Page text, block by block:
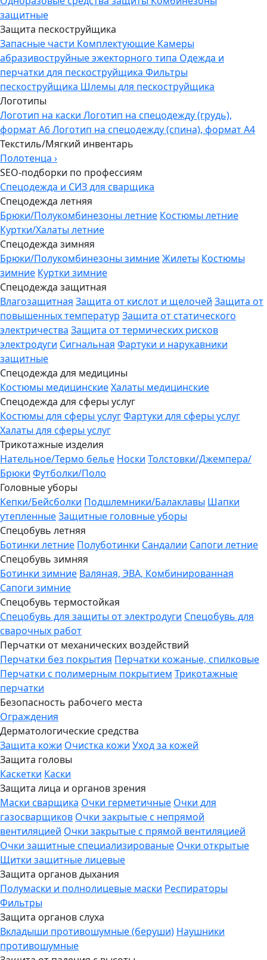
защитные
Защита пескоструйщика
Запасные части Комплектующие Камеры
абразивоструйные эжекторного типа Одежда и
перчатки для пескоструйщика Фильтры
пескоструйщика Шлемы для пескоструйщика
Логотипы
Логотип на каски Логотип на спецодежду (грудь),
формат А6Логотип на спецодежду (спина), формат А4
Текстиль/Мягкий инвентарь
Полотенца ›
SEO-подборки по профессиям
Спецодежда и СИЗ для сварщика
Спецодежда летняя
Брюки/Полукомбинезоны летние Костюмы летние
Куртки/Халаты летние
Спецодежда зимняя
Брюки/Полукомбинезоны зимниеЖилеты Костюмы
зимние Куртки зимние
Спецодежда защитная
Влагозащитная Защита от кислот и щелочей Защита от
повышенных температур Защита от статического
электричества Защита от термических рисков
электродуги Сигнальная Фартуки и нарукавники
защитные
Спецодежда для медицины
Костюмы медицинскиеХалаты медицинские
Спецодежда для сферы услуг
Костюмы для сферы услугФартуки для сферы услуг
Халаты для сферы услуг
Трикотажные изделия
Нательное/Термо белье Носки Толстовки/Джемпера/
Брюки Футболки/Поло
Головные уборы
Кепки/Бейсболки Подшлемники/Балаклавы Шапки
утепленныеЗащитные головные уборы
Спецобувь летняя
Ботинки летние Полуботинки Сандалии Сапоги летние
Спецобувь зимняя
Ботинки зимние Валяная, ЭВА, Комбинированная
Сапоги зимние
Спецобувь термостойкая
Спецобувь для защиты от электродуги Спецобувь для
сварочных работ
Перчатки от механических воздействий
Перчатки без покрытия Перчатки кожаные, спилковые
Перчатки с полимерным покрытием Трикотажные
перчатки
Безопасность рабочего места
Ограждения
Дерматологические средства
Защита кожи Очистка кожи Уход за кожей
Защита головы
Каскетки Каски
Защита лица и органов зрения
Маски сварщика Очки герметичные Очки для
газосварщиков Очки закрытые с непрямой
вентиляцией Очки закрытые с прямой вентиляцией
Очки защитные специализированые Очки открытые
Щитки защитные лицевые
Защита органов дыхания
Полумаски и полнолицевые маски Респираторы
Фильтры
Защита органов слуха
Вкладыши противошумные (беруши) Наушники
противошумные